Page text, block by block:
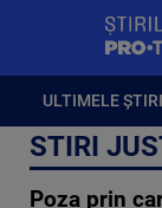
ULTIMELE ȘTIRI
STIRI
Poza prin